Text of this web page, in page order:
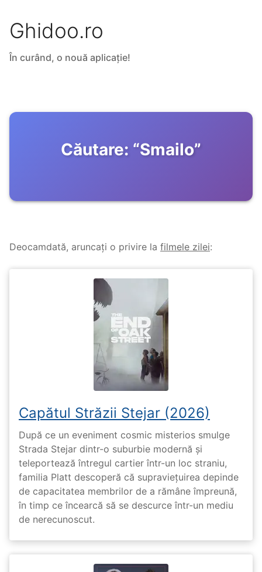
Ghidoo.ro
În curând, o nouă aplicație!
Căutare: “Smailo”
Deocamdată, aruncați o privire la filmele zilei:
Capătul Străzii Stejar (2026)
După ce un eveniment cosmic misterios smulge
Strada Stejar dintr-o suburbie modernă și
teleportează întregul cartier într-un loc straniu,
familia Platt descoperă că supraviețuirea depinde
de capacitatea membrilor de a rămâne împreună,
în timp ce încearcă să se descurce într-un mediu
de nerecunoscut.